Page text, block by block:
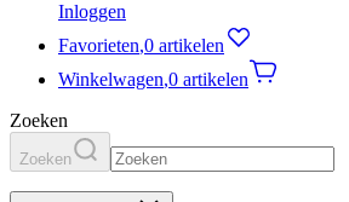
Inloggen
Favorieten,0 artikelen
Winkelwagen,0 artikelen
Zoeken
Zoeken